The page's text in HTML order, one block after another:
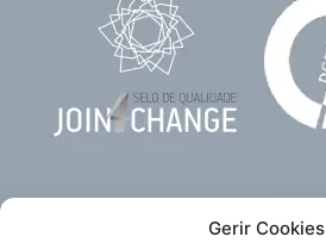
Gerir Cookies